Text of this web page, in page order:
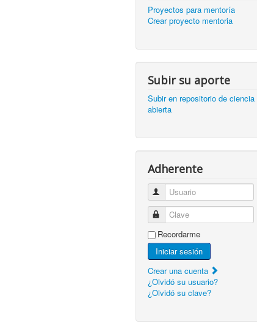
Proyectos para mentoría
Crear proyecto mentoria
Subir su aporte
Subir en repositorio de ciencia
abierta
Adherente
Usuario
Clave
Recordarme
Iniciar sesión
Crear una cuenta
¿Olvidó su usuario?
¿Olvidó su clave?